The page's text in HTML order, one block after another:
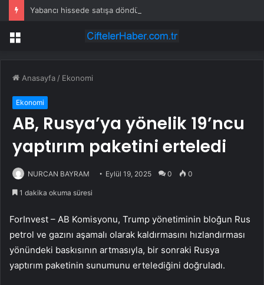
Yabancı hissede satışa döndü
Menü
Anasayfa / Ekonomi
Ekonomi
AB, Rusya’ya yönelik 19’ncu
yaptırım paketini erteledi
NURCAN BAYRAM Eylül 19, 2025 0 0
1 dakika okuma süresi
ForInvest – AB Komisyonu, Trump yönetiminin bloğun Rus
petrol ve gazını aşamalı olarak kaldırmasını hızlandırması
yönündeki baskısının artmasıyla, bir sonraki Rusya
yaptırım paketinin sunumunu ertelediğini doğruladı.